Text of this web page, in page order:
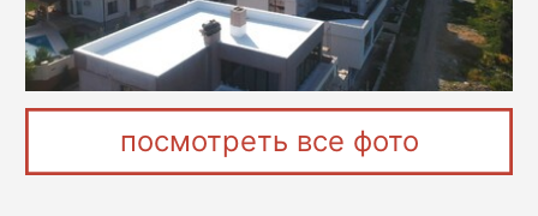
посмотреть все фото